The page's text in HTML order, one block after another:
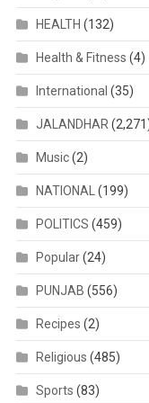
HEALTH (132)
Health & Fitness (4)
International (35)
JALANDHAR
Music(2)
NATIONAL(199)
POLITICS (459)
Popular(24)
PUNJAB (556)
Recipes (2)
Religious (485)
Sports (83)